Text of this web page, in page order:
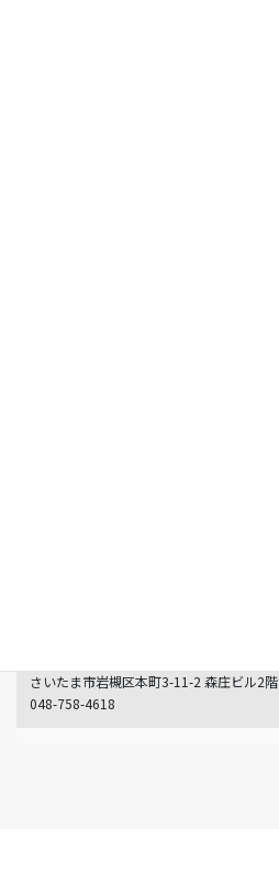
さいたま市岩槻区本町3-11-2 森庄ビル2階
048-758-4618